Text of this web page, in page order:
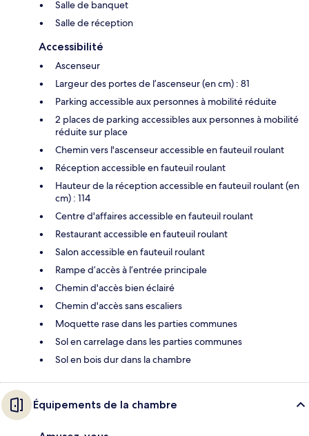
Salle de banquet
Salle de réception
Accessibilité
Ascenseur
Largeur des portes de l’ascenseur (en cm) : 81
Parking accessible aux personnes à mobilité réduite
2 places de parking accessibles aux personnes à mobilité
réduite sur place
Chemin vers l'ascenseur accessible en fauteuil roulant
Réception accessible en fauteuil roulant
Hauteur de la réception accessible en fauteuil roulant (en
cm) : 114
Centre d'affaires accessible en fauteuil roulant
Restaurant accessible en fauteuil roulant
Salon accessible en fauteuil roulant
Rampe d’accès à l’entrée principale
Chemin d'accès bien éclairé
Chemin d'accès sans escaliers
Moquette rase dans les parties communes
Sol en carrelage dans les parties communes
Sol en bois dur dans la chambre
Équipements de la chambre